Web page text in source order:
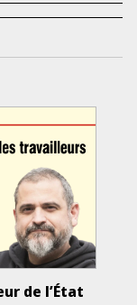
de l’État